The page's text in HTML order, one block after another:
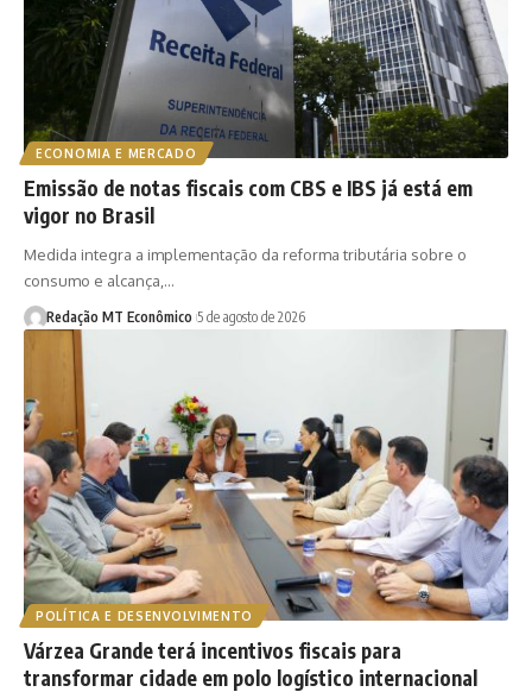
ECONOMIA E MERCADO
Emissão de notas fiscais com CBS e IBS já está em
vigor no Brasil
Medida integra a implementação da reforma tributária sobre o
consumo e alcança,…
Redação MT Econômico 5 de agosto de 2026
POLÍTICA E DESENVOLVIMENTO
Várzea Grande terá incentivos fiscais para
transformar cidade em polo logístico internacional